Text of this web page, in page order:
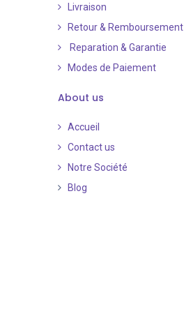
Livraison
Retour & Remboursement
Reparation & Garantie
Modes de Paiement​
About us
Accueil
Contact us
Notre Société
Blog